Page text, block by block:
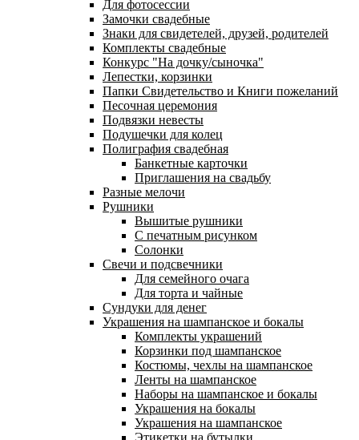
Для фотосессии
Замочки свадебные
Знаки для свидетелей, друзей, родителей
Комплекты свадебные
Конкурс "На дочку/сыночка"
Лепестки, корзинки
Папки Свидетельство и Книги пожеланий
Песочная церемония
Подвязки невесты
Подушечки для колец
Полиграфия свадебная
Банкетные карточки
Приглашения на свадьбу
Разные мелочи
Рушники
Вышитые рушники
С печатным рисунком
Солонки
Свечи и подсвечники
Для семейного очага
Для торта и чайные
Сундуки для денег
Украшения на шампанское и бокалы
Комплекты украшений
Корзинки под шампанское
Костюмы, чехлы на шампанское
Ленты на шампанское
Наборы на шампанское и бокалы
Украшения на бокалы
Украшения на шампанское
Этикетки на бутылки